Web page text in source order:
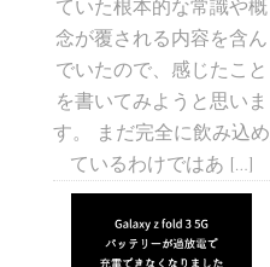
ていた根本的な常識や概
念が覆される内容を含ん
でいたので、感じたこと
を書いてみようと思いま
す。 まだ完全に飲み込め
ているわけではあ […]